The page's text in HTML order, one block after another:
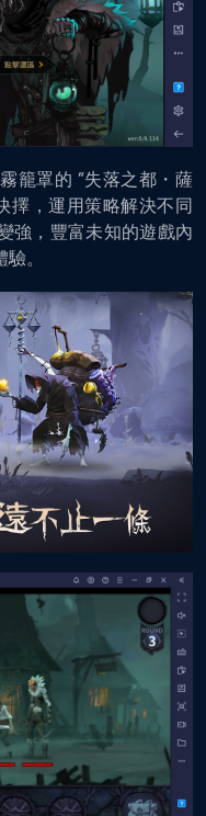
籠罩的 “失落之都・薩
擇，運用策略解決不同
強，豐富未知的遊戲內
。